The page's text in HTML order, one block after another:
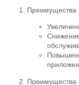
Преимущества
Преимущества